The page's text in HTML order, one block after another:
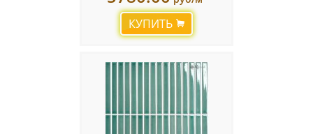
Мозаика Starmosaic
Мозаика Опера Декора
КУПИТЬ